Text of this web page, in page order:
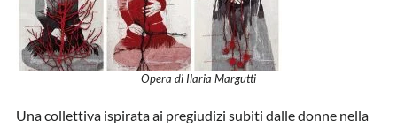
Opera di Ilaria Margutti
Una collettiva ispirata ai pregiudizi subiti dalle donne nella